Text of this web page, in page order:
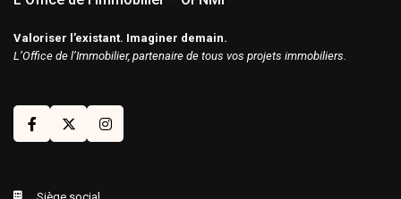
Valoriser l’existant. Imaginer demain.
L’Office de l’Immobilier, partenaire de tous vos projets immobiliers.